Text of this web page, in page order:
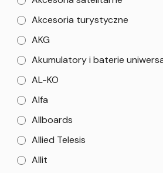
Akcesoria turystyczne
AKG
Akumulatory i baterie
AL-KO
Alfa
Allboards
Allied Telesis
Allit